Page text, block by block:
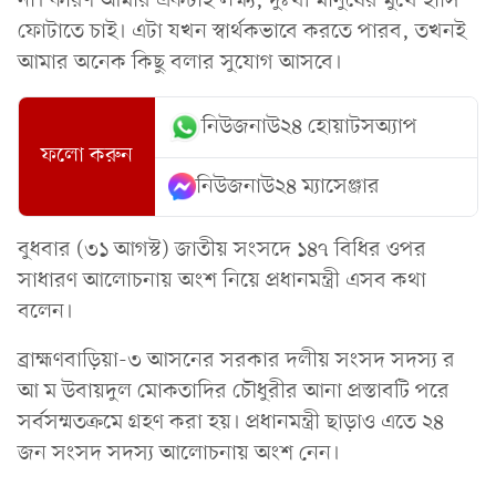
ফোটাতে চাই। এটা যখন স্বার্থকভাবে করতে পারব, তখনই
আমার অনেক কিছু বলার সুযোগ আসবে।
ফলো করুন
নিউজনাউ২৪ হোয়াটসঅ্যাপ
নিউজনাউ২৪ ম্যাসেঞ্জার
বুধবার (৩১ আগস্ট) জাতীয় সংসদে ১৪৭ বিধির ওপর
সাধারণ আলোচনায় অংশ নিয়ে প্রধানমন্ত্রী এসব কথা
বলেন।
ব্রাহ্মণবাড়িয়া-৩ আসনের সরকার দলীয় সংসদ সদস্য র
আ ম উবায়দুল মোকতাদির চৌধুরীর আনা প্রস্তাবটি পরে
সর্বসম্মতক্রমে গ্রহণ করা হয়। প্রধানমন্ত্রী ছাড়াও এতে ২৪
জন সংসদ সদস্য আলোচনায় অংশ নেন।